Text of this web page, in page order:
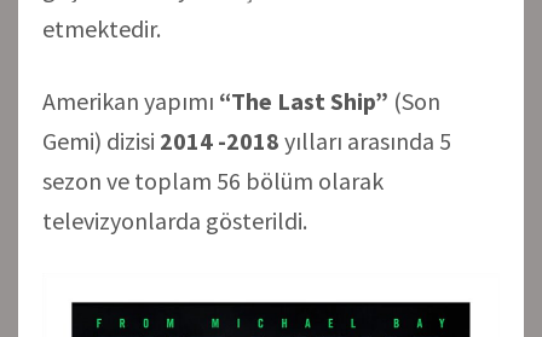
etmektedir.
Amerikan yapımı “The Last Ship” (Son
Gemi) dizisi 2014 -2018 yılları arasında 5
sezon ve toplam 56 bölüm olarak
televizyonlarda gösterildi.